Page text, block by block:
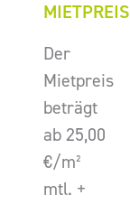
MIETPREIS
Der
Mietpreis
beträgt
ab 25,00
€/m²
mtl. +